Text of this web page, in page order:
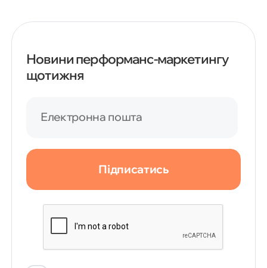
Новини перформанс-маркетингу
щотижня
Електронна пошта
Підписатись